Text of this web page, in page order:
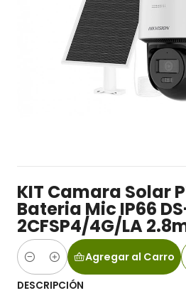
KIT Camara Solar
Bateria Mic IP66
2CFSP4/4G/LA
Cantidad
Agregar al Carro
DESCRIPCIÓN